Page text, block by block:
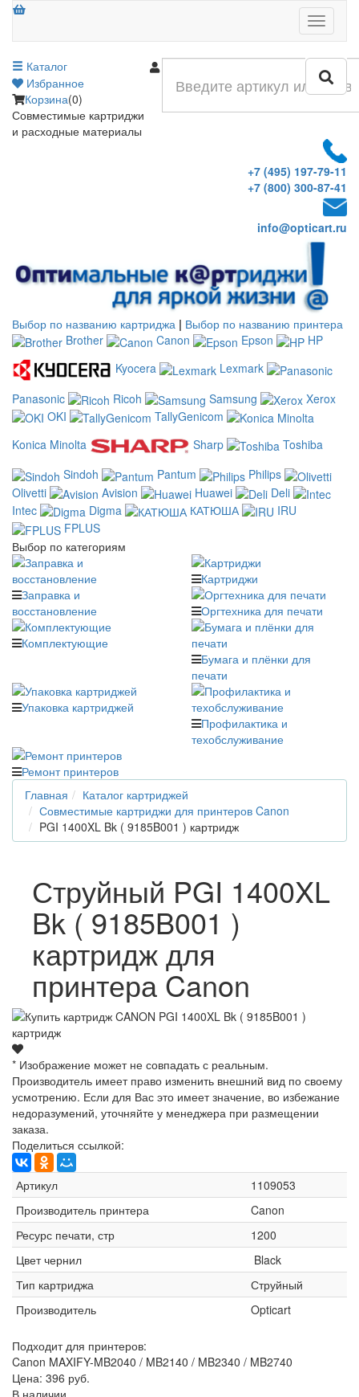
Меню
Каталог
Избранное
Корзина(0)
Совместимые картриджи
и расходные материалы
+7 (495) 197-79-11
+7 (800) 300-87-41
info@opticart.ru
Выбор по названию картриджа | Выбор по названию принтера
Brother
Canon Epson
HP
Kyocera
Lexmark
Panasonic
Ricoh Samsung
Xerox
OKI
TallyGenicom
Konica Minolta
Sharp
Toshiba
Sindoh
Pantum
Philips
Olivetti
Avision Huawei
Deli
Intec
Digma КАТЮША
IRU
FPLUS
Выбор по категориям
Заправка и
восстановление
Картриджи
Оргтехника для печати
Комплектующие
Бумага и плёнки для
печати
Упаковка картриджей
Профилактика и
техобслуживание
Ремонт принтеров
Главная
Каталог картриджей
Совместимые картриджи для принтеров Canon
PGI 1400XL Bk ( 9185B001 ) картридж
Струйный PGI 1400XL
Bk ( 9185B001 )
картридж для
принтера Canon
* Изображение может не совпадать с реальным.
Производитель имеет право изменить внешний вид по своему
усмотрению. Если для Вас это имеет значение, во избежание
недоразумений, уточняйте у менеджера при размещении
заказа.
Поделиться ссылкой:
Артикул
1109053
Производитель принтера
Canon
Ресурс печати, стр
1200
Цвет чернил
Black
Тип картриджа
Струйный
Производитель
Opticart
Подходит для принтеров:
Canon MAXIFY-MB2040 / MB2140 / MB2340 / MB2740
Цена: 396 руб.
В наличии